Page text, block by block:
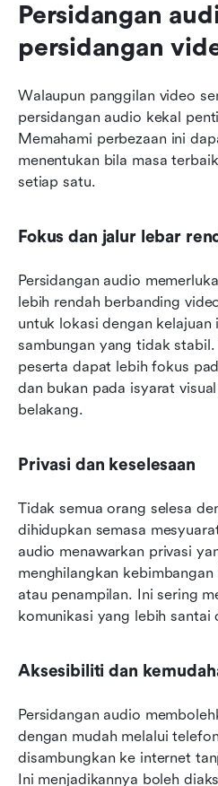
Persidangan
persidangan
Walaupun panggilan video
persidangan audio kekal
Memahami perbezaan ini
menentukan bila masa
setiap satu.
Fokus dan jalur lebar
Persidangan audio
lebih rendah berbanding
untuk lokasi dengan
sambungan yang tidak
peserta dapat lebih fokus
dan bukan pada isyarat
belakang.
Privasi dan keselesaan
Tidak semua orang selesa
dihidupkan semasa
audio menawarkan privasi
menghilangkan
atau penampilan. Ini sering
komunikasi yang lebih santai
Aksesibiliti dan
Persidangan audio
dengan mudah melalui
disambungkan ke internet
Ini menjadikannya boleh